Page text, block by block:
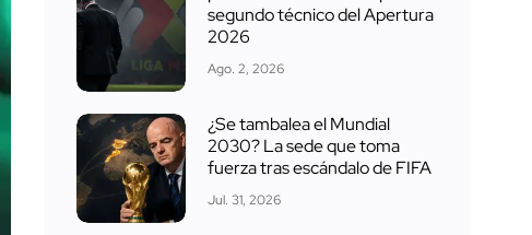
segundo técnico del Apertura
2026
Ago. 2, 2026
¿Se tambalea el Mundial
2030? La sede que toma
fuerza tras escándalo de FIFA
Jul. 31, 2026